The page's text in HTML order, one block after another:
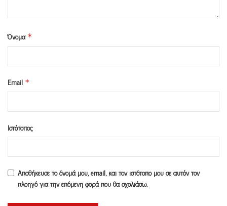
Όνομα *
Email *
Ιστότοπος
Αποθήκευσε το όνομά μου, email, και τον ιστότοπο μου σε αυτόν τον
πλοηγό για την επόμενη φορά που θα σχολιάσω.